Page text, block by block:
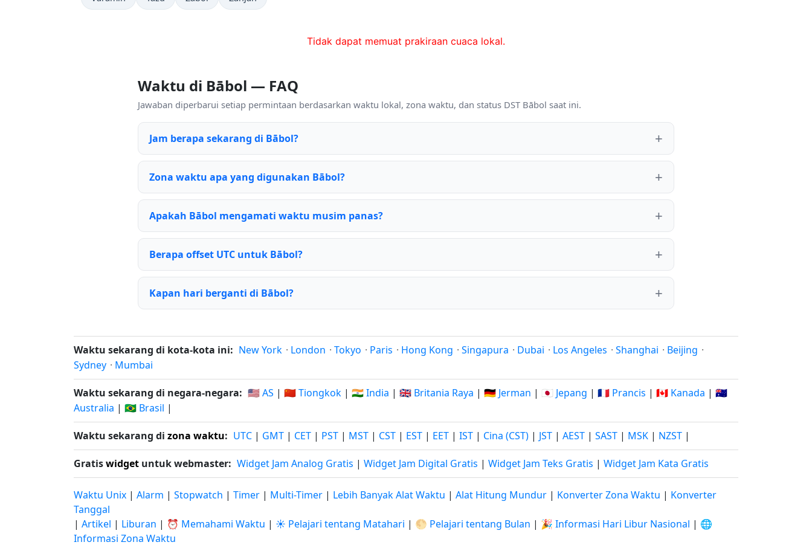
Tidak dapat memuat prakiraan cuaca lokal.
Waktu di Bābol — FAQ
Jawaban diperbarui setiap permintaan berdasarkan waktu lokal, zona waktu, dan status DST Bābol saat ini.
Jam berapa sekarang di Bābol?
Zona waktu apa yang digunakan Bābol?
Apakah Bābol mengamati waktu musim panas?
Berapa offset UTC untuk Bābol?
Kapan hari berganti di Bābol?
Waktu sekarang di kota-kota ini: New York · London · Tokyo · Paris · Hong Kong · Singapura · Dubai · Los Angeles · Shanghai · Beijing ·
Sydney · Mumbai
Waktu sekarang di negara-negara: 🇺🇸 AS | 🇨🇳 Tiongkok | 🇮🇳 India | 🇬🇧 Britania Raya | 🇩🇪 Jerman | 🇯🇵 Jepang | 🇫🇷 Prancis | 🇨🇦 Kanada | 🇦🇺
Australia | 🇧🇷 Brasil |
Waktu sekarang di zona waktu: UTC | GMT | CET | PST | MST | CST | EST | EET | IST | Cina (CST) | JST | AEST | SAST | MSK | NZST |
Gratiswidget untuk webmaster: Widget Jam Analog Gratis | Widget Jam Digital Gratis | Widget Jam Teks Gratis | Widget Jam Kata Gratis
Waktu Unix | Alarm | Stopwatch | Timer | Multi-Timer | Lebih Banyak Alat Waktu | Alat Hitung Mundur | Konverter Zona Waktu | Konverter
Tanggal
| Artikel | Liburan | ⏰ Memahami Waktu | ☀️ Pelajari tentang Matahari | 🌕 Pelajari tentang Bulan | 🎉 Informasi Hari Libur Nasional | 🌐
Informasi Zona Waktu